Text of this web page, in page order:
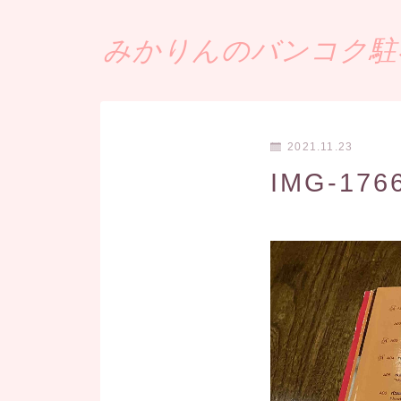
みかりんのバンコク駐
2021.11.23
IMG-